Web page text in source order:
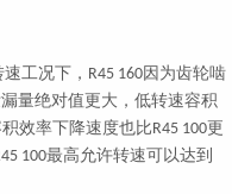
速工况下， R45 160因为齿轮啮
量绝对值更大，低转速容积
效率下降速度也比R45 100更
100最高允许转速可以达到